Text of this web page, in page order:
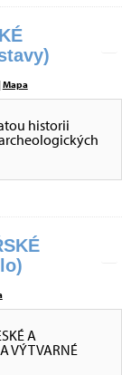
Mapa
historii
A
VÝTVARNÉ